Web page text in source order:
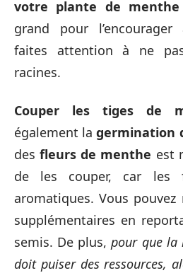
votre plante de menthe
grand pour l’encourager
faites attention à ne
racines.
Couper les tiges de
également lagermination
desfleurs de menthe est
de les couper, car les
aromatiques. Vous
supplémentaires en
semis. De plus,pour que la
doit puiser des ressources,